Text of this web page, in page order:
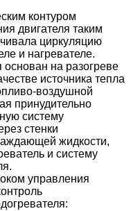
контуром
двигателя таким
циркуляцию
и нагревателе.
на разогреве
источника тепла
воздушной
принудительно
систему
стенки
жидкости,
и систему
управления